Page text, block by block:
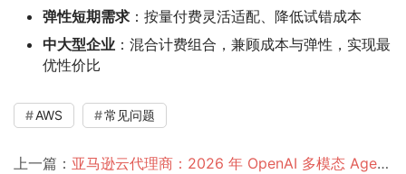
弹性短期需求 ：按量付费灵活适配、降低试错成本
中大型企业 ：混合计费组合，兼顾成本与弹性，实现最
优性价比
AWS 常见问题
上一篇： 亚马逊云代理商：2026 年 OpenAI 多模态 Agent 在 AWS 云端的新玩法